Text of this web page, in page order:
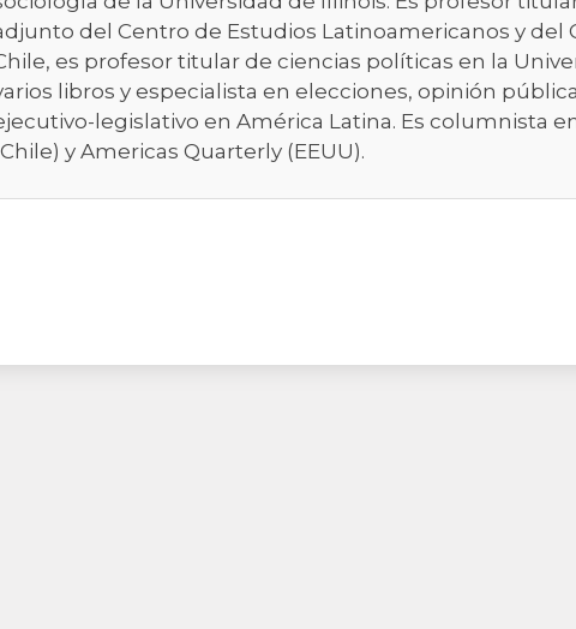
del Centro de Estudios Latinoamericanos y del
es profesor titular de ciencias políticas en la
libros y especialista en elecciones, opinión
legislativo en América Latina. Es columnista
y Americas Quarterly (EEUU).